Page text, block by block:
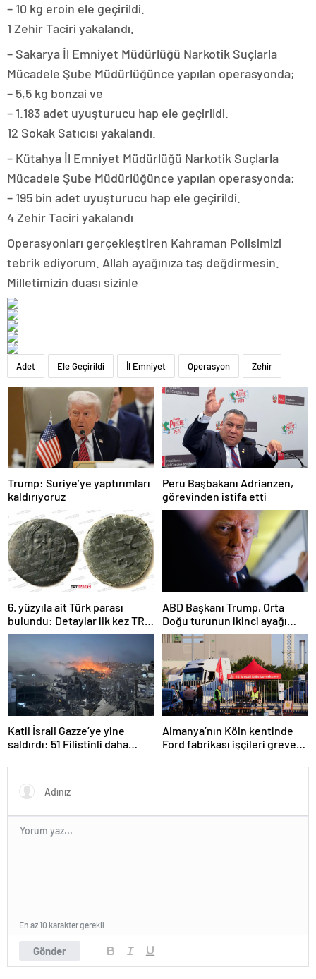
– 10 kg eroin ele geçirildi.
1 Zehir Taciri yakalandı.
– Sakarya İl Emniyet Müdürlüğü Narkotik Suçlarla
Mücadele Şube Müdürlüğünce yapılan operasyonda;
– 5,5 kg bonzai ve
– 1.183 adet uyuşturucu hap ele geçirildi.
12 Sokak Satıcısı yakalandı.
– Kütahya İl Emniyet Müdürlüğü Narkotik Suçlarla
Mücadele Şube Müdürlüğünce yapılan operasyonda;
– 195 bin adet uyuşturucu hap ele geçirildi.
4 Zehir Taciri yakalandı
Operasyonları gerçekleştiren Kahraman Polisimizi
tebrik ediyorum. Allah ayağınıza taş değdirmesin.
Milletimizin duası sizinle
Adet Ele Geçirildi İl Emniyet Operasyon Zehir
Trump: Suriye’ye yaptırımları
kaldırıyoruz
Peru Başbakanı Adrianzen,
görevinden istifa etti
6. yüzyıla ait Türk parası
bulundu: Detaylar ilk kez TRT
Haber’de
ABD Başkanı Trump, Orta
Doğu turunun ikinci ayağı
Katar’da
Katil İsrail Gazze’ye yine
saldırdı: 51 Filistinli daha
Almanya’nın Köln kentinde
Ford fabrikası işçileri greve
Gönder
En az 10 karakter gerekli